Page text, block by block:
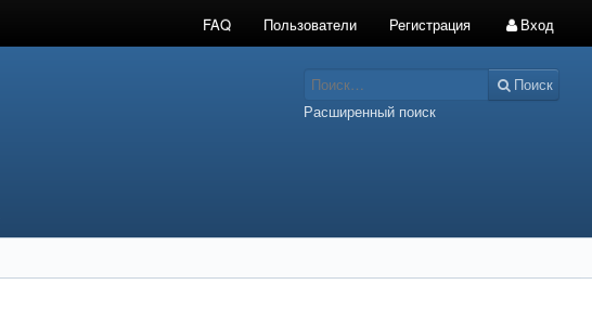
FAQ Пользователи Регистрация Вход
Поиск
Расширенный поиск